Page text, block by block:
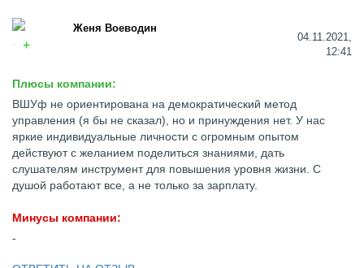
Женя Воеводин
04.11.2021,
12:41
Плюсы компании:
ВШУф не ориентирована на демократический метод
управления (я бы не сказал), но и принуждения нет. У нас
яркие индивидуальные личности с огромным опытом
действуют с желанием поделиться знаниями, дать
слушателям инструмент для повышения уровня жизни. С
душой работают все, а не только за зарплату.
Минусы компании:
-